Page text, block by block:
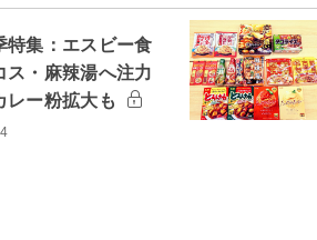
特集：エスビー食
・麻辣湯へ注力
レー粉拡大も